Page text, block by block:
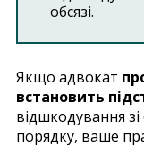
обсязі.
Якщо адвокат
встановить
відшкодування
порядку, ваше